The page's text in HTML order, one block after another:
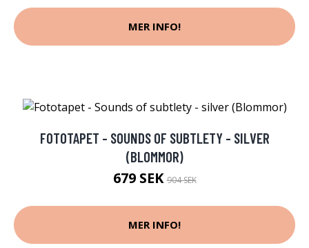
MER INFO!
FOTOTAPET - SOUNDS OF SUBTLETY - SILVER
(BLOMMOR)
679 SEK904 SEK
MER INFO!